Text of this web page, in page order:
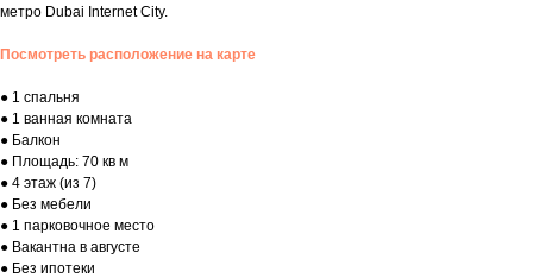
метро Dubai Internet City.
Посмотреть расположение на карте
● 1 спальня
● 1 ванная комната
● Балкон
● Площадь: 70 кв м
● 4 этаж (из 7)
● Без мебели
● 1 парковочное место
● Вакантна в августе
● Без ипотеки